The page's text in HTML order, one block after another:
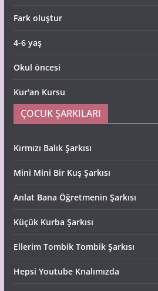
Fark oluştur
4-6 yaş
Okul öncesi
Kur'an Kursu
ÇOCUK ŞARKILARI
Kırmızı Balık Şarkısı
Mini Mini Bir Kuş Şarkısı
Anlat Bana Öğretmenin Şarkısı
Küçük Kurba Şarkısı
Ellerim Tombik Tombik Şarkısı
Hepsi Youtube Knalımızda